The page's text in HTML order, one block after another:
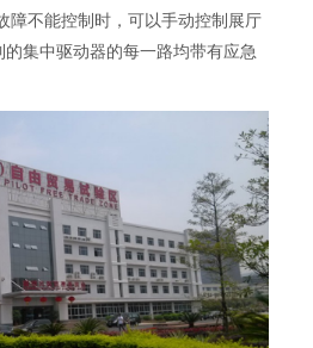
障不能控制时，可以手动控制展厅
集中驱动器的每一路均带有应急